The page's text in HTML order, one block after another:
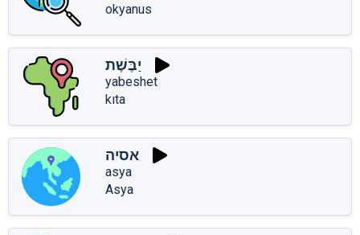
okyanus
יַבֶּשֶׁת
yabeshet
kıta
אסיה
asya
Asya